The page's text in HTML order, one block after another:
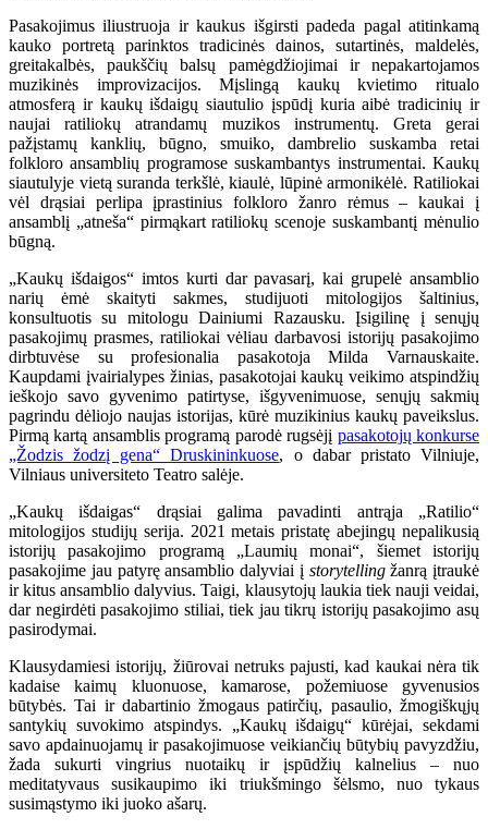
Pasakojimus iliustruoja ir kaukus išgirsti padeda pagal atitinkamą
kauko portretą parinktos tradicinės dainos, sutartinės, maldelės,
greitakalbės, paukščių balsų pamėgdžiojimai ir nepakartojamos
muzikinės improvizacijos. Mįslingą kaukų kvietimo ritualo
atmosferą ir kaukų išdaigų siautulio įspūdį kuria aibė tradicinių ir
naujai ratiliokų atrandamų muzikos instrumentų. Greta gerai
pažįstamų kanklių, būgno, smuiko, dambrelio suskamba retai
folkloro ansamblių programose suskambantys instrumentai. Kaukų
siautulyje vietą suranda terkšlė, kiaulė, lūpinė armonikėlė. Ratiliokai
vėl drąsiai perlipa įprastinius folkloro žanro rėmus – kaukai į
ansamblį „atneša“ pirmąkart ratiliokų scenoje suskambantį mėnulio
būgną.
„Kaukų išdaigos“ imtos kurti dar pavasarį, kai grupelė ansamblio
narių ėmė skaityti sakmes, studijuoti mitologijos šaltinius,
konsultuotis su mitologu Dainiumi Razausku. Įsigilinę į senųjų
pasakojimų prasmes, ratiliokai vėliau darbavosi istorijų pasakojimo
dirbtuvėse su profesionalia pasakotoja Milda Varnauskaite.
Kaupdami įvairialypes žinias, pasakotojai kaukų veikimo atspindžių
ieškojo savo gyvenimo patirtyse, išgyvenimuose, senųjų sakmių
pagrindu dėliojo naujas istorijas, kūrė muzikinius kaukų paveikslus.
Pirmą kartą ansamblis programą parodė rugsėjį pasakotojų konkurse
„Žodzis žodzį gena“ Druskininkuose, o dabar pristato Vilniuje,
Vilniaus universiteto Teatro salėje.
„Kaukų išdaigas“ drąsiai galima pavadinti antrąja „Ratilio“
mitologijos studijų serija. 2021 metais pristatę abejingų nepalikusią
istorijų pasakojimo programą „Laumių monai“, šiemet istorijų
pasakojime jau patyrę ansamblio dalyviai į storytellingžanrą įtraukė
ir kitus ansamblio dalyvius. Taigi, klausytojų laukia tiek nauji veidai,
dar negirdėti pasakojimo stiliai, tiek jau tikrų istorijų pasakojimo asų
pasirodymai.
Klausydamiesi istorijų, žiūrovai netruks pajusti, kad kaukai nėra tik
kadaise kaimų kluonuose, kamarose, požemiuose gyvenusios
būtybės. Tai ir dabartinio žmogaus patirčių, pasaulio, žmogiškųjų
santykių suvokimo atspindys. „Kaukų išdaigų“ kūrėjai, sekdami
savo apdainuojamų ir pasakojimuose veikiančių būtybių pavyzdžiu,
žada sukurti vingrius nuotaikų ir įspūdžių kalnelius – nuo
meditatyvaus susikaupimo iki triukšmingo šėlsmo, nuo tykaus
susimąstymo iki juoko ašarų.